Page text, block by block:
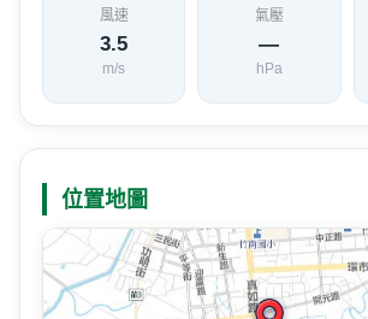
風速
3.5
m/s
氣壓
—
hPa
位置地圖